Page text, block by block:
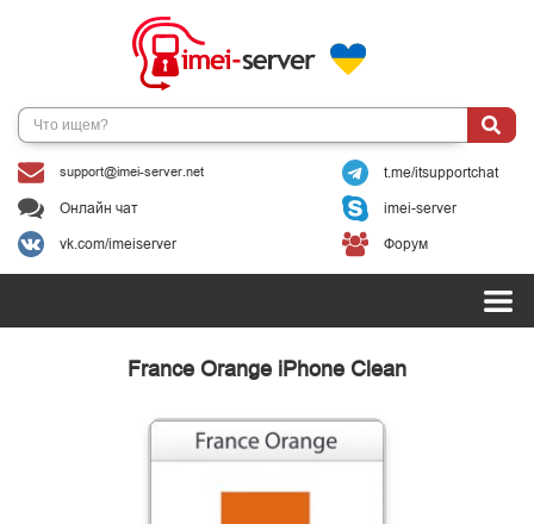
support@imei-server.net t.me/itsupportchat
Онлайн чат imei-server
vk.com/imeiserver Форум
France Orange iPhone Clean